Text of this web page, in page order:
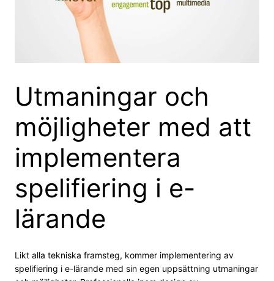
Utmaningar och
möjligheter med att
implementera
spelifiering i e-
lärande
Likt alla tekniska framsteg, kommer implementering av
spelifiering i e-lärande med sin egen uppsättning utmaningar